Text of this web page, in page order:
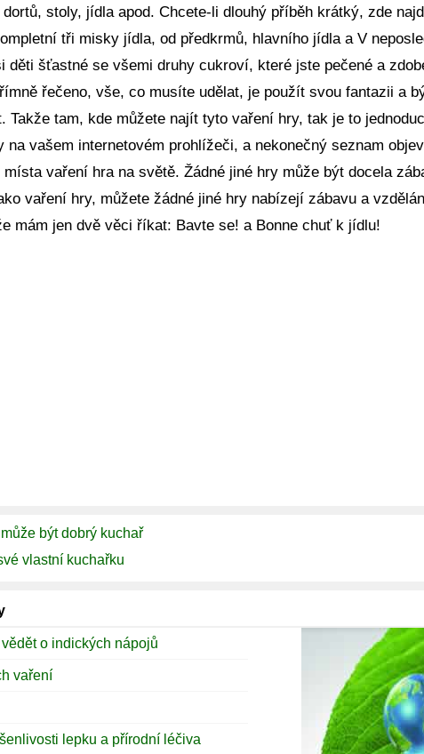
stoly, jídla apod. Chcete-li dlouhý příběh krátký, zde
tři misky jídla, od předkrmů, hlavního jídla a V
děti šťastné se všemi druhy cukroví, které jste pečené a
řečeno, vše, co musíte udělat, je použít svou fantazii a
Takže tam, kde můžete najít tyto vaření hry, tak je to
na vašem internetovém prohlížeči, a nekonečný seznam
vaření hra na světě. Žádné jiné hry může být docela
vaření hry, můžete žádné jiné hry nabízejí zábavu a
mám jen dvě věci říkat: Bavte se! a Bonne chuť k jídlu!
být dobrý kuchař
vlastní kuchařku
o indických nápojů
vaření
lepku a přírodní léčiva